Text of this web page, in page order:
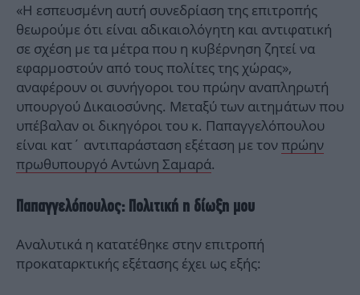
«Η εσπευσμένη αυτή συνεδρίαση της επιτροπής
θεωρούμε ότι είναι αδικαιολόγητη και αντιφατική
σε σχέση με τα μέτρα που η κυβέρνηση ζητεί να
εφαρμοστούν από τους πολίτες της χώρας»,
αναφέρουν οι συνήγοροι του πρώην αναπληρωτή
υπουργού Δικαιοσύνης. Mεταξύ των αιτημάτων που
υπέβαλαν οι δικηγόροι του κ. Παπαγγελόπουλου
είναι κατ΄ αντιπαράσταση εξέταση με τονπρώην
πρωθυπουργό Αντώνη Σαμαρά.
Παπαγγελόπουλος: Πολιτική η δίωξη μου
Αναλυτικά η κατατέθηκε στην επιτροπή
προκαταρκτικής εξέτασης έχει ως εξής: